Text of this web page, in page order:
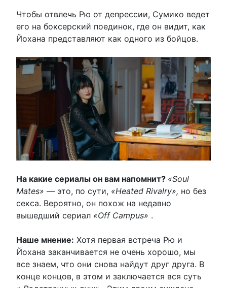
Чтобы отвлечь Рю от депрессии, Сумико ведет
его на боксерский поединок, где он видит, как
Йохана представляют как одного из бойцов.
На какие сериалы он вам напомнит? «Soul
Mates» — это, по сути, «Heated Rivalry», но без
секса. Вероятно, он похож на недавно
вышедший сериал «Off Campus» .
Наше мнение: Хотя первая встреча Рю и
Йохана заканчивается не очень хорошо, мы
все знаем, что они снова найдут друг друга. В
конце концов, в этом и заключается вся суть